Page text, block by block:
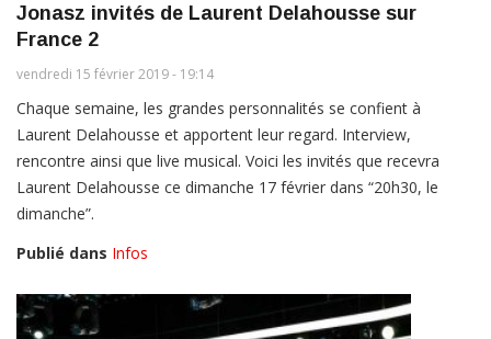
Jonasz invités de Laurent Delahousse sur
France 2
vendredi 15 février 2019 - 19:14
Chaque semaine, les grandes personnalités se confient à
Laurent Delahousse et apportent leur regard. Interview,
rencontre ainsi que live musical. Voici les invités que recevra
Laurent Delahousse ce dimanche 17 février dans “20h30, le
dimanche”.
Publié dans Infos